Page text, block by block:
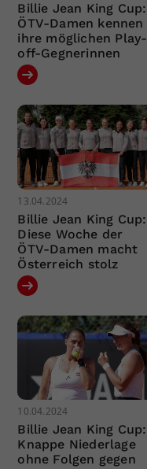
Billie Jean King Cup:
ÖTV-Damen kennen
ihre möglichen Play-
off-Gegnerinnen
13.04.2024
Billie Jean King Cup:
Diese Woche der
ÖTV-Damen macht
Österreich stolz
10.04.2024
Billie Jean King Cup:
Knappe Niederlage
ohne Folgen gegen